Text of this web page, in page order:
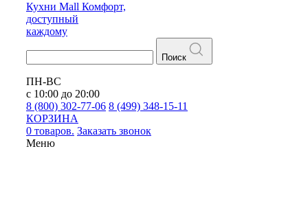
Кухни Mall Комфорт,
доступный
каждому
Поиск
ПН-ВС
с 10:00 до 20:00
8 (800) 302-77-06 8 (499) 348-15-11
КОРЗИНА
0 товаров. Заказать звонок
Меню